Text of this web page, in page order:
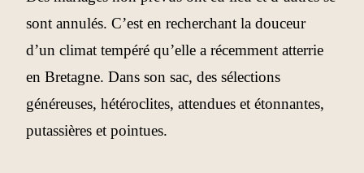
sont annulés. C’est en recherchant la douceur
d’un climat tempéré qu’elle a récemment atterrie
en Bretagne. Dans son sac, des sélections
généreuses, hétéroclites, attendues et étonnantes,
putassières et pointues.